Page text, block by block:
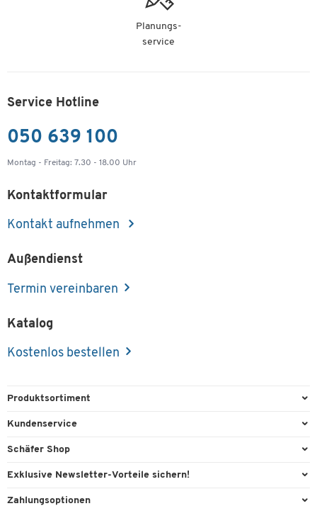
Planungs-
service
Service Hotline
050 639 100
Montag - Freitag: 7.30 - 18.00 Uhr
Kontaktformular
Kontakt aufnehmen
Außendienst
Termin vereinbaren
Katalog
Kostenlos bestellen
Produktsortiment
Büroausstattung
Kundenservice
Direktbestellung
Schäfer Shop
Services & Leistungen
Exklusive Newsletter-Vorteile sichern!
Willkommensgeschenk
Zahlungsoptionen